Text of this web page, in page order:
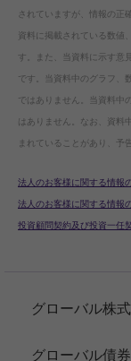
グローバル株
グローバル債
されていますが、情報の正
資料に掲載されている数値
す。また、当資料に示す意
です。当資料中のグラフ、
ではありません。当資料中
はありません。なお、資料
まれていることがあり、予
法人のお客様に関する情報
法人のお客様に関する情報
投資顧問契約及び投資一任